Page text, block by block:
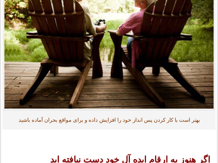
بهتر است با کار کردن پس انداز خود را افزایش داده و برای مواقع بحران آماده باشید
اگر هنوز به ارقام ایده آل خود دست نیافته اید